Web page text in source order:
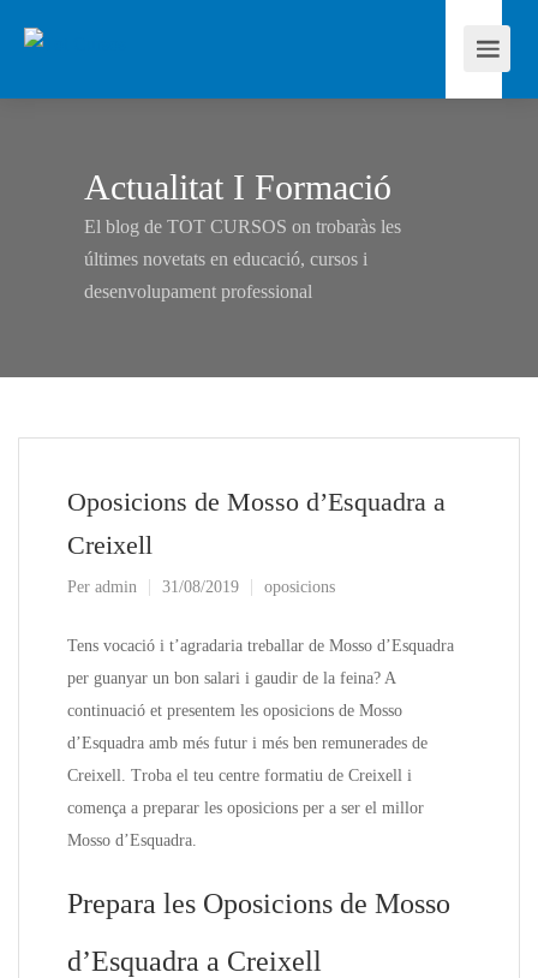
Actualitat I Formació
El blog de TOT CURSOS on trobaràs les
últimes novetats en educació, cursos i
desenvolupament professional
Oposicions de Mosso d’Esquadra a
Creixell
Per admin 31/08/2019 oposicions
Tens vocació i t’agradaria treballar de Mosso d’Esquadra
per guanyar un bon salari i gaudir de la feina? A
continuació et presentem les oposicions de Mosso
d’Esquadra amb més futur i més ben remunerades de
Creixell. Troba el teu centre formatiu de Creixell i
comença a preparar les oposicions per a ser el millor
Mosso d’Esquadra.
Prepara les Oposicions de Mosso
d’Esquadra a Creixell